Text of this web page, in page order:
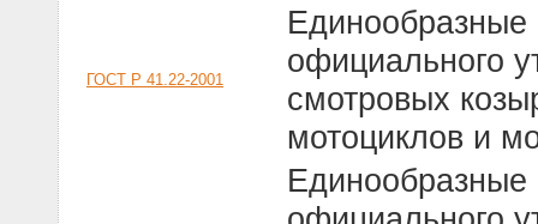
ГОСТ Р 41.22-2001
официального
смотровых
мотоциклов и